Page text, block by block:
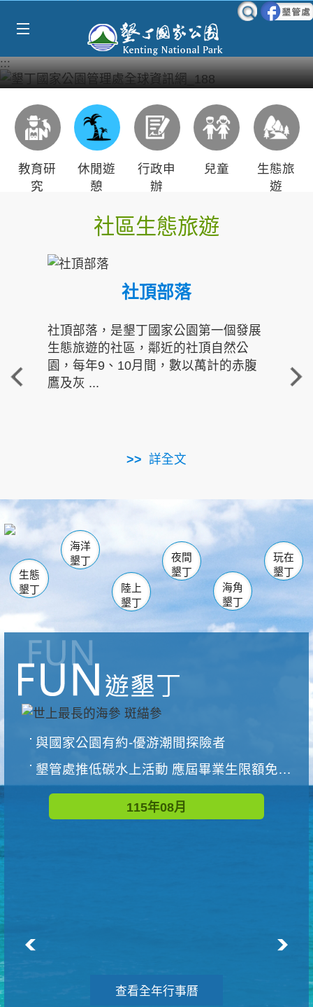
:::
教育研
究
休閒遊
憩
行政申
辦
兒童
生態旅
遊
社區生態旅遊
社頂部落
社頂部落，是墾丁國家公園第一個發展
生態旅遊的社區，鄰近的社頂自然公
園，每年9、10月間，數以萬計的赤腹
鷹及灰 ...
詳全文
重
走進
南仁湖
海生館
恆春 佳樂水
龍鑾潭自然中心 森林遊樂區
瓊麻館
關山 墾管處遊客中心
社頂公園 風吹沙
船帆石
白砂 龍磐公園
香蕉灣
砂島
鵝鑾鼻
生態
墾丁
海洋
墾丁
陸上
墾丁
夜間
墾丁
海角
墾丁
玩在
墾丁
與國家公園有約-優游潮間探險者
墾管處推低碳水上活動 應屆畢業生限額免費參加
115年08月
查看全年行事曆